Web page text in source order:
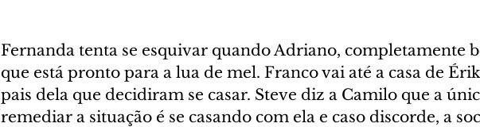
Fernanda tenta se esquivar quando Adriano, completamente
que está pronto para a lua de mel. Franco vai até a casa de
pais dela que decidiram se casar. Steve diz a Camilo que a
remediar a situação é se casando com ela e caso discorde, a